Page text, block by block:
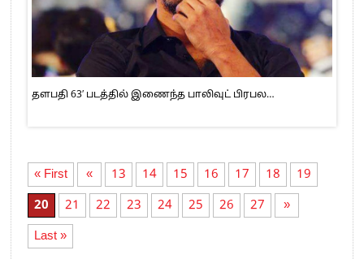
தளபதி 63′ படத்தில் இணைந்த பாலிவுட் பிரபல…
« First « 13 14 15 16 17 18
19
20
21 22 23 24 25 26 27
»
Last »